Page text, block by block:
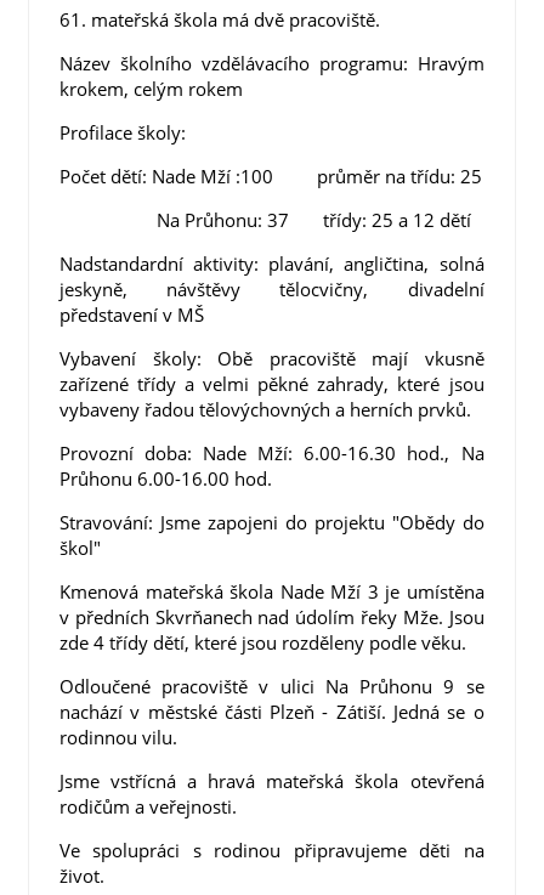
61. mateřská škola má dvě pracoviště.
Název školního vzdělávacího programu: Hravým
krokem, celým rokem
Profilace školy:
Počet dětí: Nade Mží :100 průměr na třídu: 25
Na Průhonu: 37 třídy: 25 a 12 dětí
Nadstandardní aktivity: plavání, angličtina, solná
jeskyně, návštěvy tělocvičny, divadelní
představení v MŠ
Vybavení školy: Obě pracoviště mají vkusně
zařízené třídy a velmi pěkné zahrady, které jsou
vybaveny řadou tělovýchovných a herních prvků.
Provozní doba: Nade Mží: 6.00-16.30 hod., Na
Průhonu 6.00-16.00 hod.
Stravování: Jsme zapojeni do projektu "Obědy do
škol"
Kmenová mateřská škola Nade Mží 3 je umístěna
v předních Skvrňanech nad údolím řeky Mže. Jsou
zde 4 třídy dětí, které jsou rozděleny podle věku.
Odloučené pracoviště v ulici Na Průhonu 9 se
nachází v městské části Plzeň - Zátiší. Jedná se o
rodinnou vilu.
Jsme vstřícná a hravá mateřská škola otevřená
rodičům a veřejnosti.
Ve spolupráci s rodinou připravujeme děti na
život.